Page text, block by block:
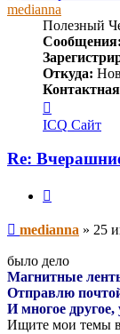
medianna
Полезный
Сообщения:
Откуда:
информация
ICQ Сайт
Re:
Сообщение
medianna » 25
было дело
Магнитные
Отправлю
И многое другое,
Ищите мои темы